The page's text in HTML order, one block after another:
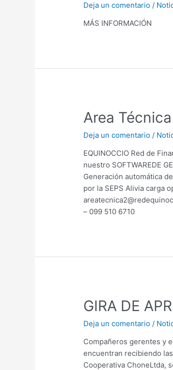
Deja un comentario /
MÁS INFORMACIÓN
Area Técnica
Deja un comentario /
EQUINOCCIO Red de
nuestro SOFTWAREDE
Generación automática
por la SEPS Alivia carga
– 099 510 6710
GIRA DE
Deja un comentario /
Compañeros gerentes y
encuentran recibiendo
Cooperativa ChoneLtda,